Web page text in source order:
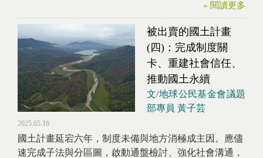
» 閱讀更多
被出賣的國土計畫
(四)：完成制度關
卡、重建社會信任、
推動國土永續
文/地球公民基金會議題
部專員 黃子芸
2025.05.16
國土計畫延宕六年，制度未備與地方消極成主因。應儘
速完成子法與分區圖，啟動通盤檢討、強化社會溝通，